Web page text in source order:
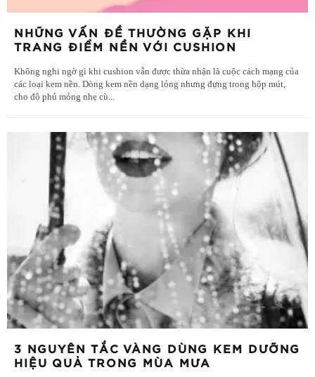
NHỮNG VẤN ĐỀ THƯỜNG GẶP KHI
TRANG ĐIỂM NỀN VỚI CUSHION
Không nghi ngờ gì khi cushion vẫn được thừa nhận là cuộc cách mạng của
các loại kem nền. Dòng kem nền dạng lỏng nhưng đựng trong hộp mút,
cho độ phủ mỏng nhẹ cù...
3 NGUYÊN TẮC VÀNG DÙNG KEM DƯỠNG
HIỆU QUẢ TRONG MÙA MƯA